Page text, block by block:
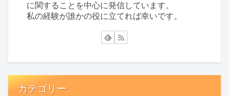
に関することを中心に発信しています。
私の経験が誰かの役に立てれば幸いです。
カテゴリー